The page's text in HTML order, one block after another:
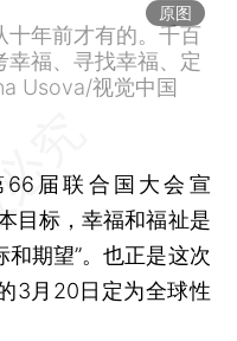
原图
十年前才有的。千百
福、寻找幸福、定
Usova/视觉中国
届联合国大会宣
目标，幸福和福祉是
期望”。也正是这次
3月20日定为全球性